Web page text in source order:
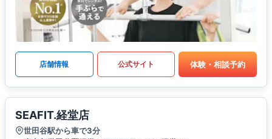
店舗情報 公式サイト 体験・相談予約
SEAFIT.経堂店
世田谷駅から車で3分